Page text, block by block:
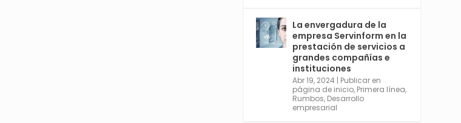
Avata
r
@worldsevilla ·
21 May 2024
Conoce a @mvbim, la
empresa sevillana que ha
sido pionera en España en el
uso de la tecnología BIM
para digitalizar e
industrializar la arquitectura
La envergadura de la
empresa Servinform en la
prestación de servicios a
grandes compañías e
instituciones
Abr 19, 2024 | Publicar en
página de inicio, Primera línea,
Rumbos, Desarrollo
empresarial